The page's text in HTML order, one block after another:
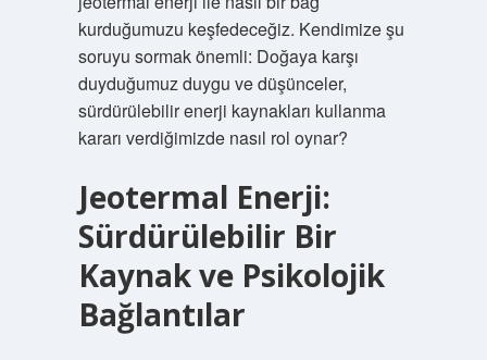
kurduğumuzu keşfedeceğiz. Kendimize şu
soruyu sormak önemli: Doğaya karşı
duyduğumuz duygu ve düşünceler,
sürdürülebilir enerji kaynakları kullanma
kararı verdiğimizde nasıl rol oynar?
Jeotermal Enerji:
Sürdürülebilir Bir
Kaynak ve Psikolojik
Bağlantılar